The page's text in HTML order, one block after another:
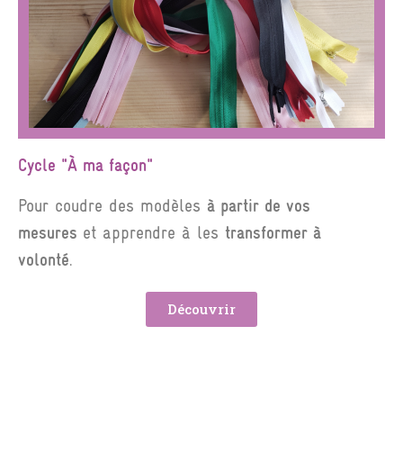
Cycle "À ma façon"
Pour coudre des modèles à partir de vos
mesures et apprendre à les transformer à
volonté.
Découvrir